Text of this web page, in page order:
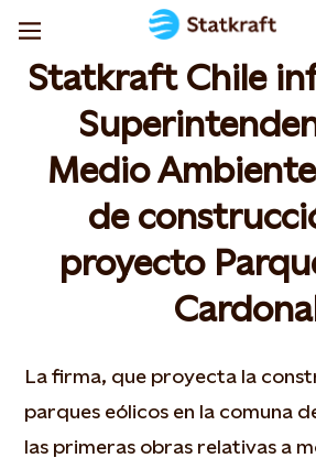
Statkraft Chile
Medio
de
proyecto
Cardonal
La firma, que proyecta la
parques eólicos en la comuna
las primeras obras relativas a